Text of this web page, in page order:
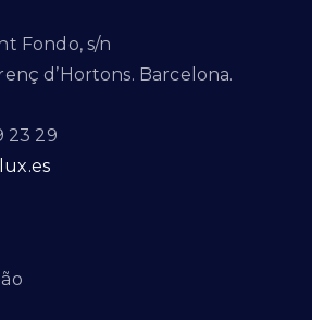
Fondo, s/n
d’Hortons. Barcelona.
23 29